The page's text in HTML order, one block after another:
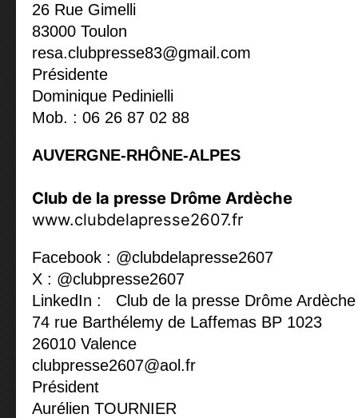
26 Rue Gimelli
83000 Toulon
resa.clubpresse83@gmail.com
Présidente
Dominique Pedinielli
Mob. : 06 26 87 02 88
AUVERGNE-RHÔNE-ALPES
Club de la presse Drôme Ardèche
www.clubdelapresse2607.fr
Facebook : @clubdelapresse2607
X : @clubpresse2607
LinkedIn : Club de la presse Drôme Ardèche
74 rue Barthélemy de Laffemas BP 1023
26010 Valence
clubpresse2607@aol.fr
Président
Aurélien TOURNIER